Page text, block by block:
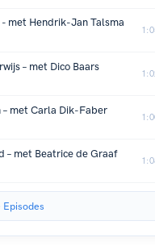
met Hendrik-Jan Talsma
– met Dico Baars
– met Carla Dik-Faber
– met Beatrice de Graaf
Episodes